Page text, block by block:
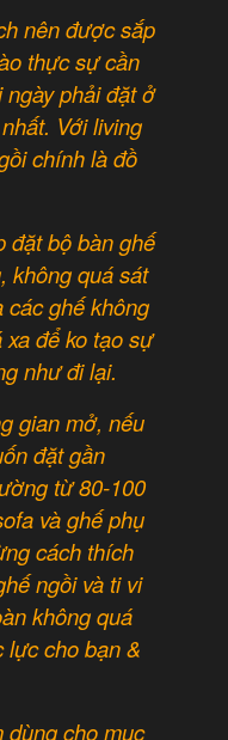
nên được sắp
thực sự cần
phải đặt ở
Với living
chính là đồ
đặt bộ bàn ghế
không quá sát
ghế không
để ko tạo sự
như đi lại.
gian mở, nếu
đặt gần
từ 80-100
và ghế phụ
cách thích
ngồi và ti vi
không quá
lực cho bạn &
dùng cho mục